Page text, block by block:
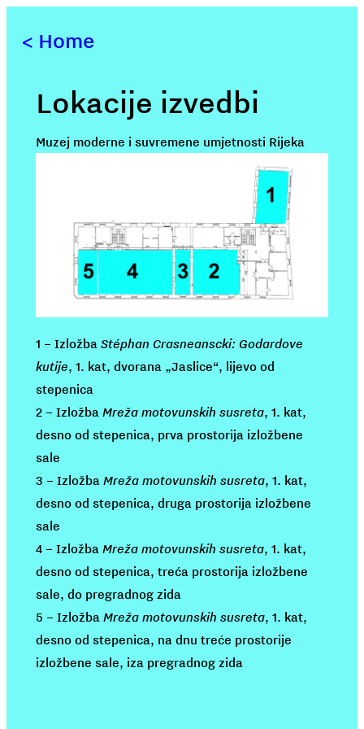
< Home
Lokacije izvedbi
Muzej moderne i suvremene umjetnosti Rijeka
1 – Izložba Stéphan Crasneanscki: Godardove
kutije, 1. kat, dvorana „Jaslice“, lijevo od
stepenica
2 – Izložba Mreža motovunskih susreta, 1. kat,
desno od stepenica, prva prostorija izložbene
sale
3 – Izložba Mreža motovunskih susreta, 1. kat,
desno od stepenica, druga prostorija izložbene
sale
4 – Izložba Mreža motovunskih susreta, 1. kat,
desno od stepenica, treća prostorija izložbene
sale, do pregradnog zida
5 – Izložba Mreža motovunskih susreta, 1. kat,
desno od stepenica, na dnu treće prostorije
izložbene sale, iza pregradnog zida